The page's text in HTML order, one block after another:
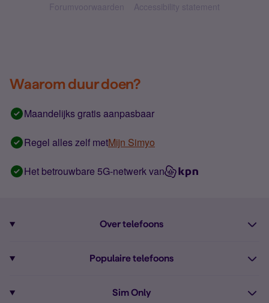
Forumvoorwaarden Accessibility statement
Waarom duur doen?
Maandelijks gratis aanpasbaar
Regel alles zelf metMijn Simyo
Het betrouwbare 5G-netwerk van
Over telefoons
Alle telefoons
Populaire telefoons
Sim Only